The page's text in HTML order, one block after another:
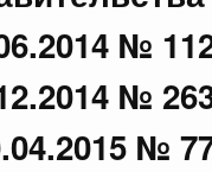
№
№
№
положений
и
июля, вторник